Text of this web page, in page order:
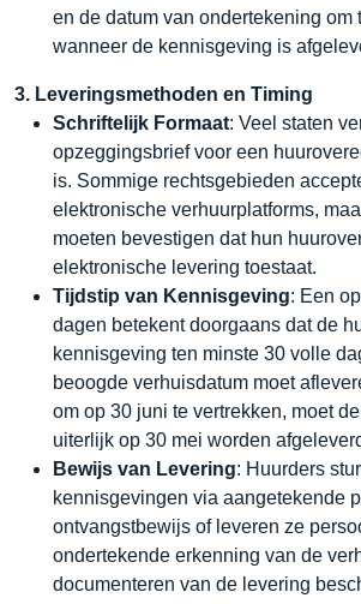
en de datum van ondertekening om
wanneer de kennisgeving is
3. Leveringsmethoden en Timing
Schriftelijk Formaat: Veel staten
opzeggingsbrief voor een
is. Sommige rechtsgebieden
elektronische verhuurplatforms,
moeten bevestigen dat hun
elektronische levering toestaat.
Tijdstip van Kennisgeving: Een
dagen betekent doorgaans dat de
kennisgeving ten minste 30 volle
beoogde verhuisdatum moet
om op 30 juni te vertrekken, moet
uiterlijk op 30 mei worden
Bewijs van Levering: Huurders
kennisgevingen via aangetekende
ontvangstbewijs of leveren ze
ondertekende erkenning van de
documenteren van de levering